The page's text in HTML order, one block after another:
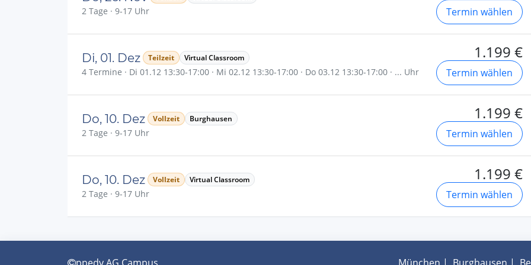
2 Tage · 9-17 Uhr Termin wählen
Di, 01. Dez Teilzeit Virtual Classroom
4 Termine · Di 01.12 13:30-17:00 · Mi 02.12 13:30-17:00 · Do 03.12 13:30-17:00 · ... Uhr
1.199 €
Termin wählen
Do, 10. Dez Vollzeit Burghausen
2 Tage · 9-17 Uhr
1.199 €
Termin wählen
Do, 10. Dez Vollzeit Virtual Classroom
2 Tage · 9-17 Uhr
1.199 €
Termin wählen